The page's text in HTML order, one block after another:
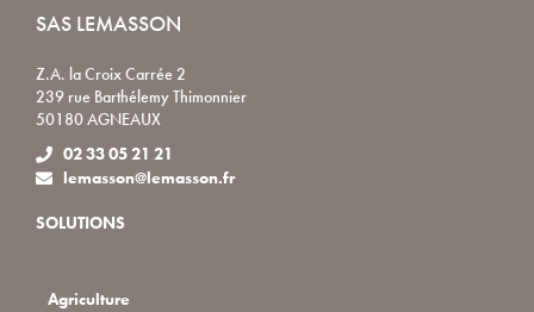
SAS LEMASSON
Z.A. la Croix Carrée 2
239 rue Barthélemy Thimonnier
50180 AGNEAUX
02 33 05 21 21
lemasson@lemasson.fr
SOLUTIONS
Agriculture